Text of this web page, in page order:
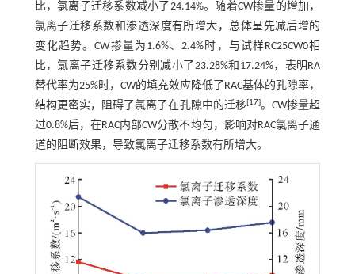
比，氯离子迁移系数减小了24.14%。随着CW掺量的增加，
氯离子迁移系数和渗透深度有所增大，总体呈先减后增的
变化趋势。CW掺量为1.6%、2.4%时，与试样RC25CW0相
比，氯离子迁移系数分别减小了23.28%和17.24%，表明RA
替代率为25%时，CW的填充效应降低了RAC基体的孔隙率，
结构更密实，阻碍了氯离子在孔隙中的迁移[17]。CW掺量超
过0.8%后，在RAC内部CW分散不均匀，影响对RAC氯离子通
道的阻断效果，导致氯离子迁移系数有所增大。